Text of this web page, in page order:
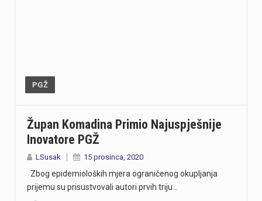
PGŽ
Župan Komadina Primio Najuspješnije
Inovatore PGŽ
LSusak 15 prosinca, 2020
Zbog epidemioloških mjera ograničenog okupljanja
prijemu su prisustvovali autori prvih triju…